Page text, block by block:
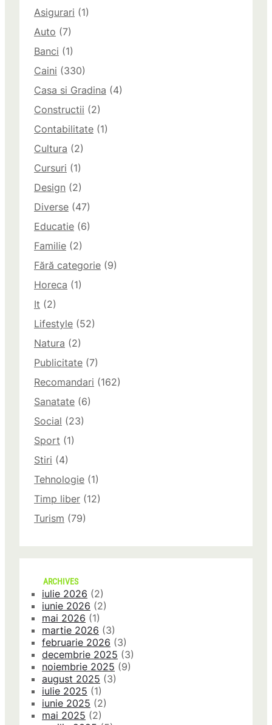
Asigurari (1)
Auto (7)
Banci (1)
Caini (330)
Casa si Gradina (4)
Constructii (2)
Contabilitate (1)
Cultura (2)
Cursuri (1)
Design (2)
Diverse (47)
Educatie (6)
Familie (2)
Fără categorie (9)
Horeca (1)
It (2)
Lifestyle (52)
Natura (2)
Publicitate (7)
Recomandari (162)
Sanatate (6)
Social (23)
Sport (1)
Stiri (4)
Tehnologie (1)
Timp liber (12)
Turism (79)
ARCHIVES
iulie 2026 (2)
iunie 2026 (2)
mai 2026 (1)
martie 2026 (3)
februarie 2026 (3)
decembrie 2025 (3)
noiembrie 2025 (9)
august 2025 (3)
iulie 2025 (1)
iunie 2025 (2)
mai 2025 (2)